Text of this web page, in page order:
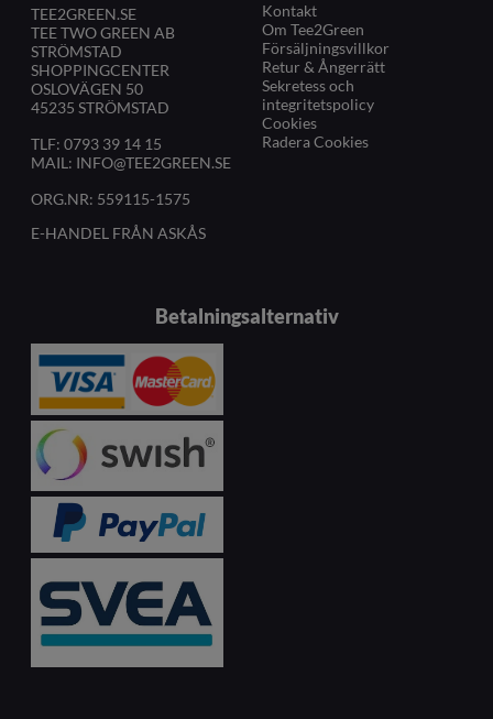
TEE2GREEN.SE
TEE TWO GREEN AB
STRÖMSTAD
SHOPPINGCENTER
OSLOVÄGEN 50
45235 STRÖMSTAD
TLF: 0793 39 14 15
MAIL: INFO@TEE2GREEN.SE
ORG.NR: 559115-1575
E-HANDEL FRÅN ASKÅS
Kontakt
Om Tee2Green
Försäljningsvillkor
Retur & Ångerrätt
Sekretess och
integritetspolicy
Cookies
Radera Cookies
Betalningsalternativ